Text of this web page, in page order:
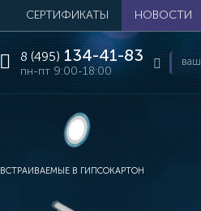
СЕРТИФИКАТЫ НОВОСТИ
8 (495)134-41-83
пн-пт 9:00-18:00
ВСТРАИВАЕМЫЕ В ГИПСОКАРТОН